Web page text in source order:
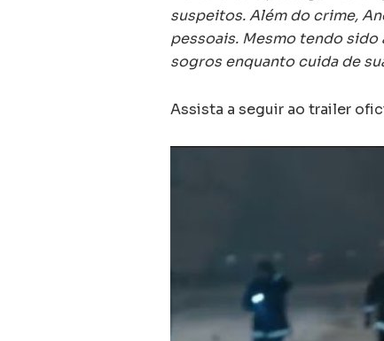
suspeitos. Além do crime,
pessoais. Mesmo tendo sido
sogros enquanto cuida de
Assista a seguir ao trailer